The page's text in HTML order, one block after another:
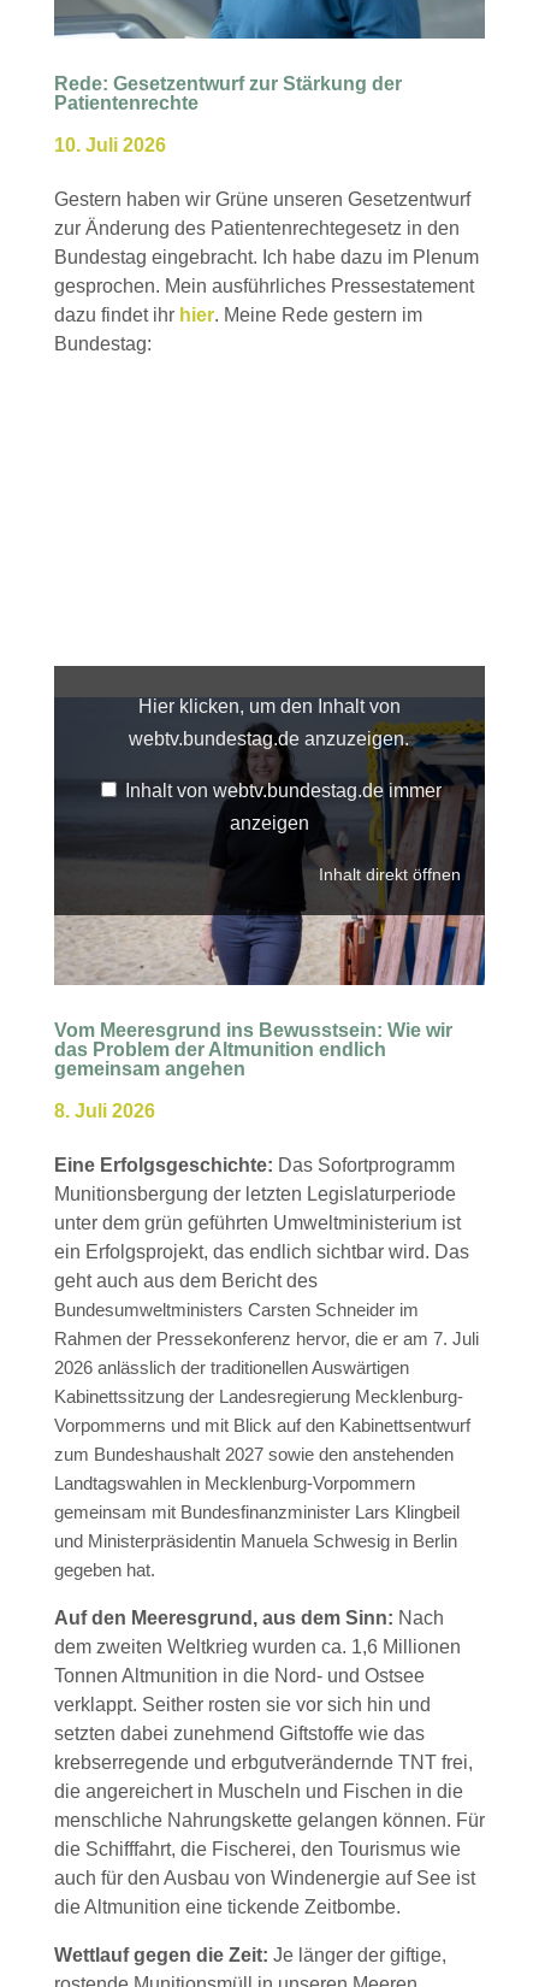
Rede: Gesetzentwurf zur Stärkung der
Patientenrechte
10. Juli 2026
Gestern haben wir Grüne unseren Gesetzentwurf
zur Änderung des Patientenrechtegesetz in den
Bundestag eingebracht. Ich habe dazu im Plenum
gesprochen. Mein ausführliches Pressestatement
dazu findet ihr hier. Meine Rede gestern im
Bundestag:
Hier klicken, um den Inhalt von
webtv.bundestag.de anzuzeigen.
Inhalt von webtv.bundestag.de immer
anzeigen
Inhalt direkt öffnen
Vom Meeresgrund ins Bewusstsein: Wie wir
das Problem der Altmunition endlich
gemeinsam angehen
8. Juli 2026
Eine Erfolgsgeschichte: Das Sofortprogramm
Munitionsbergung der letzten Legislaturperiode
unter dem grün geführten Umweltministerium ist
ein Erfolgsprojekt, das endlich sichtbar wird. Das
geht auch aus dem Bericht des
Bundesumweltministers Carsten Schneider im
Rahmen der Pressekonferenz hervor, die er am 7. Juli
2026 anlässlich der traditionellen Auswärtigen
Kabinettssitzung der Landesregierung Mecklenburg-
Vorpommerns und mit Blick auf den Kabinettsentwurf
zum Bundeshaushalt 2027 sowie den anstehenden
Landtagswahlen in Mecklenburg-Vorpommern
gemeinsam mit Bundesfinanzminister Lars Klingbeil
und Ministerpräsidentin Manuela Schwesig in Berlin
gegeben hat.
Auf den Meeresgrund, aus dem Sinn: Nach
dem zweiten Weltkrieg wurden ca. 1,6 Millionen
Tonnen Altmunition in die Nord- und Ostsee
verklappt. Seither rosten sie vor sich hin und
setzten dabei zunehmend Giftstoffe wie das
krebserregende und erbgutverändernde TNT frei,
die angereichert in Muscheln und Fischen in die
menschliche Nahrungskette gelangen können. Für
die Schifffahrt, die Fischerei, den Tourismus wie
auch für den Ausbau von Windenergie auf See ist
die Altmunition eine tickende Zeitbombe.
Wettlauf gegen die Zeit: Je länger der giftige,